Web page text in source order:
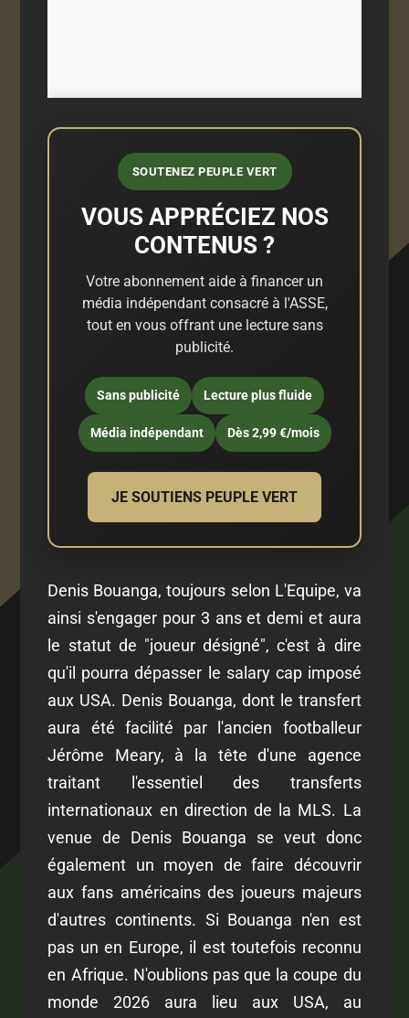
SOUTENEZ PEUPLE VERT
VOUS APPRÉCIEZ NOS
CONTENUS ?
Votre abonnement aide à financer un
média indépendant consacré à l'ASSE,
tout en vous offrant une lecture sans
publicité.
Sans publicité Lecture plus fluide
Média indépendant Dès 2,99 €/mois
JE SOUTIENS PEUPLE VERT
Denis Bouanga, toujours selon L'Equipe, va
ainsi s'engager pour 3 ans et demi et aura
le statut de "joueur désigné", c'est à dire
qu'il pourra dépasser le salary cap imposé
aux USA. Denis Bouanga, dont le transfert
aura été facilité par l'ancien footballeur
Jérôme Meary, à la tête d'une agence
traitant l'essentiel des transferts
internationaux en direction de la MLS. La
venue de Denis Bouanga se veut donc
également un moyen de faire découvrir
aux fans américains des joueurs majeurs
d'autres continents. Si Bouanga n'en est
pas un en Europe, il est toutefois reconnu
en Afrique. N'oublions pas que la coupe du
monde 2026 aura lieu aux USA, au